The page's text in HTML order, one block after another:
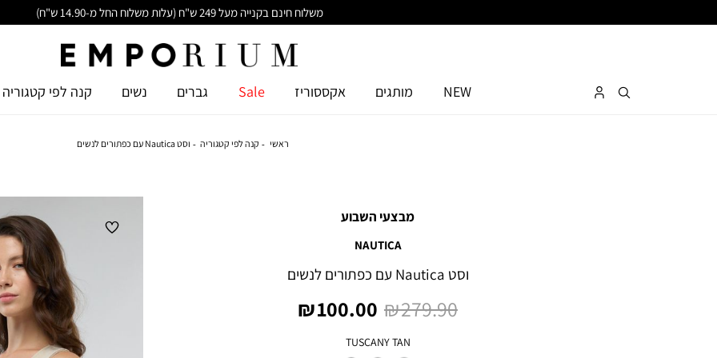
משלוח חינם בקנייה מעל 249 ש"ח (עלות משלוח החל מ-14.90 ש"ח)
NEW מותגים אקססוריז Sale גברים נשים קנה לפי קטגוריה
ראשי קנה לפי קטגוריה וסט Nautica עם כפתורים לנשים
מבצעי השבוע
NAUTICA
וסט Nautica עם כפתורים לנשים
מחיר
מוצר
100.00 ₪
מחיר
279.90 ₪
צבע
TUSCANY TAN